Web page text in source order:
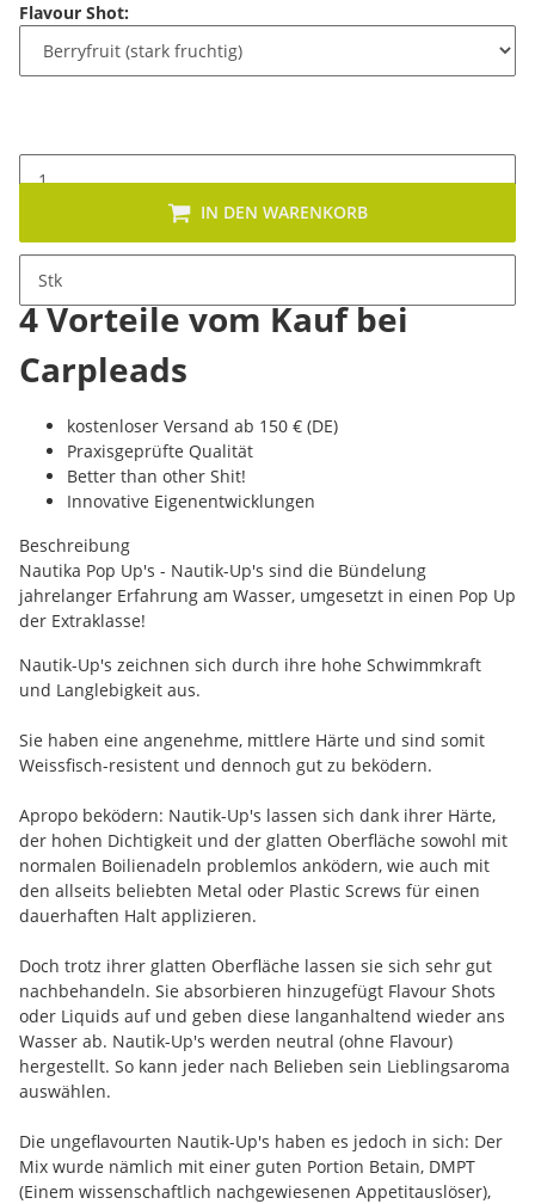
Flavour Shot:
Stk
IN DEN WARENKORB
4 Vorteile vom Kauf bei
Carpleads
kostenloser Versand ab 150 € (DE)
Praxisgeprüfte Qualität
Better than other Shit!
Innovative Eigenentwicklungen
Beschreibung
Nautika Pop Up's - Nautik-Up's sind die Bündelung
jahrelanger Erfahrung am Wasser, umgesetzt in einen Pop Up
der Extraklasse!
Nautik-Up's zeichnen sich durch ihre hohe Schwimmkraft
und Langlebigkeit aus.
Sie haben eine angenehme, mittlere Härte und sind somit
Weissfisch-resistent und dennoch gut zu beködern.
Apropo beködern: Nautik-Up's lassen sich dank ihrer Härte,
der hohen Dichtigkeit und der glatten Oberfläche sowohl mit
normalen Boilienadeln problemlos anködern, wie auch mit
den allseits beliebten Metal oder Plastic Screws für einen
dauerhaften Halt applizieren.
Doch trotz ihrer glatten Oberfläche lassen sie sich sehr gut
nachbehandeln. Sie absorbieren hinzugefügt Flavour Shots
oder Liquids auf und geben diese langanhaltend wieder ans
Wasser ab. Nautik-Up's werden neutral (ohne Flavour)
hergestellt. So kann jeder nach Belieben sein Lieblingsaroma
auswählen.
Die ungeflavourten Nautik-Up's haben es jedoch in sich: Der
Mix wurde nämlich mit einer guten Portion Betain, DMPT
(Einem wissenschaftlich nachgewiesenen Appetitauslöser),